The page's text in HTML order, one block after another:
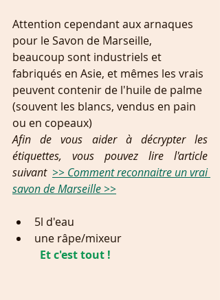
Attention cependant aux arnaques
pour le Savon de Marseille,
beaucoup sont industriels et
fabriqués en Asie, et mêmes les vrais
peuvent contenir de l'huile de palme
(souvent les blancs, vendus en pain
ou en copeaux)
Afin de vous aider à décrypter les
étiquettes, vous pouvez lire l'article
suivant >> Comment reconnaitre un vrai
savon de Marseille >>
5l d'eau
une râpe/mixeur
Et c'est tout !